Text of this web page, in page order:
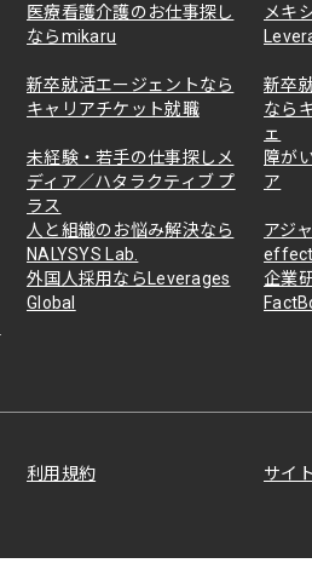
医療看護介護のお仕事探し
ならmikaru
メキ
新卒就活エージェントなら
キャリアチケット就職
新卒
なら
ェ
未経験・若手の仕事探しメ
ディア／ハタラクティブ プ
ラス
障が
ア
人と組織のお悩み解決なら
NALYSYS Lab.
アジ
外国人採用ならLeverages
Global
企業
利用規約 サイ